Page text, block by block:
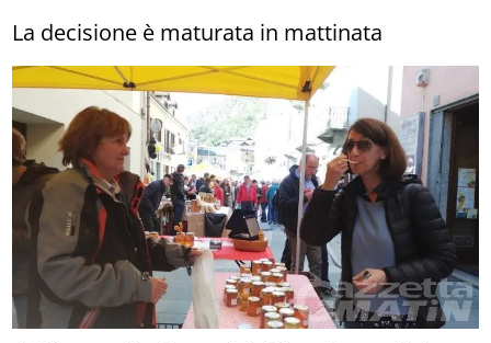
La decisione è maturata in mattinata